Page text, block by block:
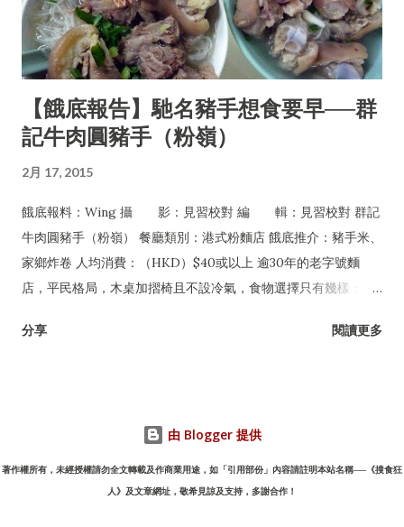
【餓底報告】馳名豬手想食要早──群
記牛肉圓豬手（粉嶺）
2月 17, 2015
餓底報料：Wing 攝 影：見習校對 編 輯：見習校對 群記
牛肉圓豬手（粉嶺） 餐廳類別：港式粉麵店 餓底推介：豬手米、
家鄉炸卷 人均消費：（HKD）$40或以上 逾30年的老字號麵
店，平民格局，木桌加摺椅且不設冷氣，食物選擇只有幾樣：豬
家鄉炸卷。但無論一年四季皆經常爆場，甚至吸引許多名人紅星
分享 閱讀更多
由 Blogger 提供
著作權所有，未經授權請勿全文轉載及作商業用途，如「引用部份」內容請註明本站名稱──《搜食狂
人》及文章網址，敬希見諒及支持，多謝合作！